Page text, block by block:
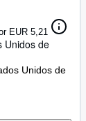
EUR 5,21
Unidos de
Unidos de